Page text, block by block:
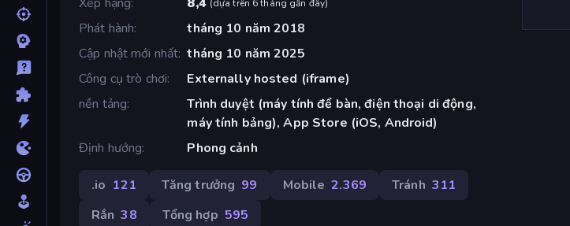
(dựa trên 6 tháng gần đây)
Phát hành
tháng 10 năm 2018
Cập nhật mới nhất tháng 10 năm 2025
Công cụ trò chơi
Externally hosted (iframe)
nền tảng
Trình duyệt (máy tính để bàn, điện thoại di động,
máy tính bảng), App Store (iOS, Android)
Định hướng
Phong cảnh
.io 121 Tăng trưởng 99 Mobile 2.369 Tránh 311
Rắn 38 Tổng hợp 595